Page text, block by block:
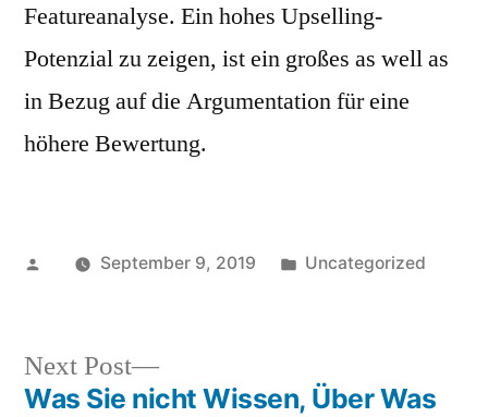
Featureanalyse. Ein hohes Upselling-
Potenzial zu zeigen, ist ein großes as well as
in Bezug auf die Argumentation für eine
höhere Bewertung.
PostedSeptember 9, 2019
Posted
Uncategorized
Next Post
Next
post:
Was Sie nicht Wissen, Über Was